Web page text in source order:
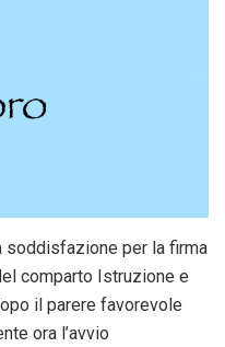
soddisfazione per la firma
comparto Istruzione e
il parere favorevole
ora l’avvio